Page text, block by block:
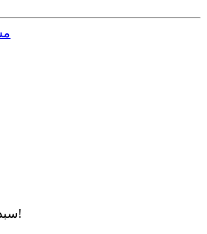
سبد خرید شما خالی است!